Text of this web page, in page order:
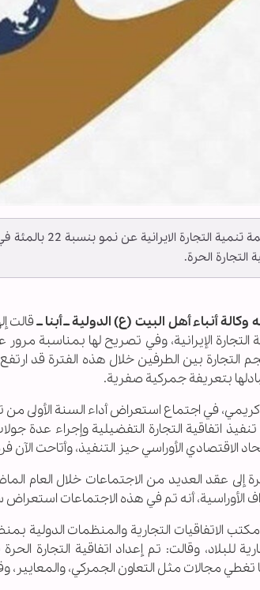
أعلنت منظمة
التجارة الحرة.
وكالة أنباء أهل البيت (ع) الدولية ــ أبنا ــقالت
الإيرانية، وفي تصريح لها بمناسبة مرور
بتعريفة جمركية صفرية.
في اجتماع استعراض أداء السنة الأولى من
اتفاقية التجارة التفضيلية وإجراء عدة
الاقتصادي الأوراسي حيز التنفيذ، وأتاحت
إلى عقد العديد من الاجتماعات خلال العام
الأوراسية، أنه تم في هذه الاجتماعات
الاتفاقيات التجارية والمنظمات الدولية
تغطي مجالات مثل التعاون الجمركي، والمعايير،